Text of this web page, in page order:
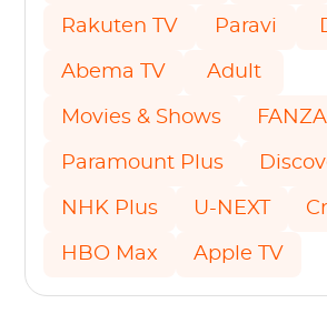
Rakuten TV Paravi
Abema TV Adult
Movies & Shows FANZA
Paramount Plus
NHK Plus U-NEXT
HBO Max Apple TV